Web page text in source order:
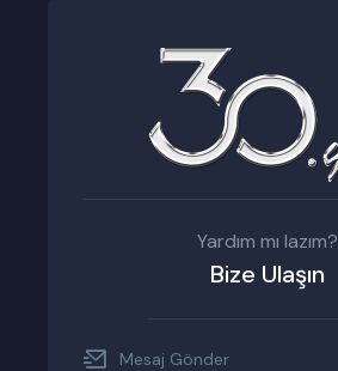
Yardım mı lazım?
Bize Ulaşın
Mesaj Gönder